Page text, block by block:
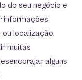
do seu negócio e
informações
ou localização.
muitas
alguns